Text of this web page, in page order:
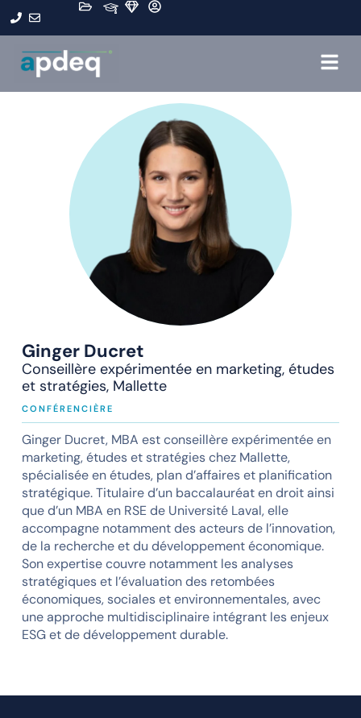
Ginger Ducret
Conseillère expérimentée en marketing, études
et stratégies, Mallette
CONFÉRENCIÈRE
Ginger Ducret, MBA est conseillère expérimentée en
marketing, études et stratégies chez Mallette,
spécialisée en études, plan d’affaires et planification
stratégique. Titulaire d’un baccalauréat en droit ainsi
que d’un MBA en RSE de Université Laval, elle
accompagne notamment des acteurs de l’innovation,
de la recherche et du développement économique.
Son expertise couvre notamment les analyses
stratégiques et l’évaluation des retombées
économiques, sociales et environnementales, avec
une approche multidisciplinaire intégrant les enjeux
ESG et de développement durable.